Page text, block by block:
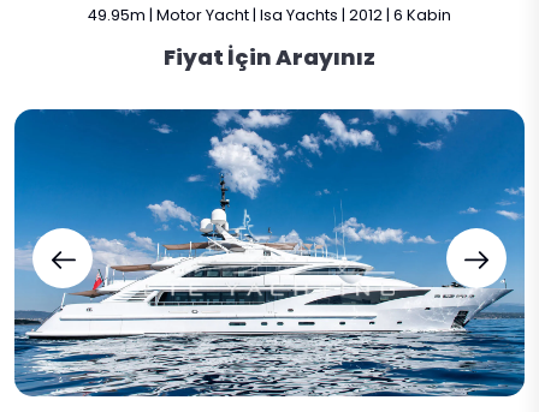
49.95m | Motor Yacht | Isa Yachts | 2012 | 6 Kabin
Fiyat İçin Arayınız